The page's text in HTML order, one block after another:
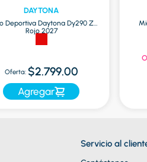
DAYTONA
Deportiva Daytona Dy290 Zr
Rojo 2027
Oferta: $2.799.00
Agregar
Servicio al